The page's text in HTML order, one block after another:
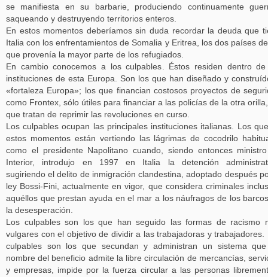
se manifiesta en su barbarie, produciendo continuamente
saqueando y destruyendo territorios enteros.
En estos momentos deberíamos sin duda recordar la deuda que
Italia con los enfrentamientos de Somalia y Eritrea, los dos países
que provenía la mayor parte de los refugiados.
En cambio conocemos a los culpables. Éstos residen dentro
instituciones de esta Europa. Son los que han diseñado y
«fortaleza Europa»; los que financian costosos proyectos de
como Frontex, sólo útiles para financiar a las policías de la otra
que tratan de reprimir las revoluciones en curso.
Los culpables ocupan las principales instituciones italianas. Los
estos momentos están vertiendo las lágrimas de cocodrilo
como el presidente Napolitano cuando, siendo entonces
Interior, introdujo en 1997 en Italia la detención
sugiriendo el delito de inmigración clandestina, adoptado después
ley Bossi-Fini, actualmente en vigor, que considera criminales
aquéllos que prestan ayuda en el mar a los náufragos de los
la desesperación.
Los culpables son los que han seguido las formas de racismo
vulgares con el objetivo de dividir a las trabajadoras y trabajadores.
culpables son los que secundan y administran un sistema
nombre del beneficio admite la libre circulación de mercancías,
y empresas, impide por la fuerza circular a las personas